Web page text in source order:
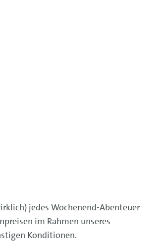
jedes Wochenend-Abenteuer
im Rahmen unseres
Konditionen.